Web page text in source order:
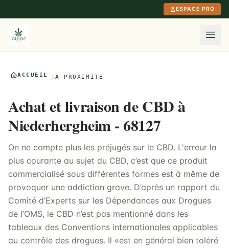
ESPACE PRO
ACCUEIL À PROXIMITÉ
Achat et livraison de CBD à
Niederhergheim - 68127
On ne compte plus les préjugés sur le CBD. L'erreur la
plus courante au sujet du CBD, c’est que ce produit
commercialisé sous différentes formes est à même de
provoquer une addiction grave. D’après un rapport du
Comité d’Experts sur les Dépendances aux Drogues
de l’OMS, le CBD n’est pas mentionné dans les
tableaux des Conventions internationales applicables
au contrôle des drogues. Il «est en général bien toléré